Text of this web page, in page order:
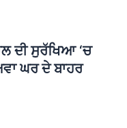
ਦੀ ਸੁਰੱਖਿਆ ‘ਚ
ਘਰ ਦੇ ਬਾਹਰ